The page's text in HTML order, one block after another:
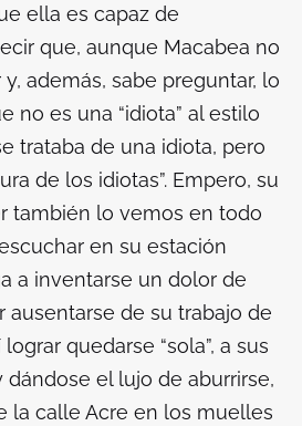
ella es capaz de
que, aunque Macabea no
además, sabe preguntar, lo
no es una “idiota” al estilo
trataba de una idiota, pero
de los idiotas”. Empero, su
también lo vemos en todo
en su estación
a inventarse un dolor de
ausentarse de su trabajo de
quedarse “sola”, a sus
dándose el lujo de aburrirse,
la calle Acre en los muelles